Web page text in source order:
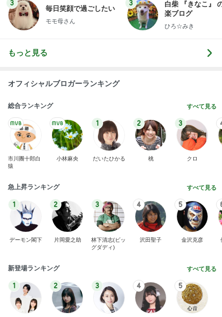
3
毎日笑顔で過ごしたい
モモ母さん
3
白柴 『きなこ』
楽ブログ
ひろ☆みき
もっと見る
オフィシャルブロガーランキング
総合ランキング すべて見る
市川團十郎白
猿
小林麻央
1
だいたひかる
2
桃
3
クロ
急上昇ランキング すべて見る
1
デーモン閣下
2
片岡愛之助
3
林下清志(ビッ
グダディ)
4
沢田聖子
5
金沢克彦
新登場ランキング すべて見る
1 2 3 4 5